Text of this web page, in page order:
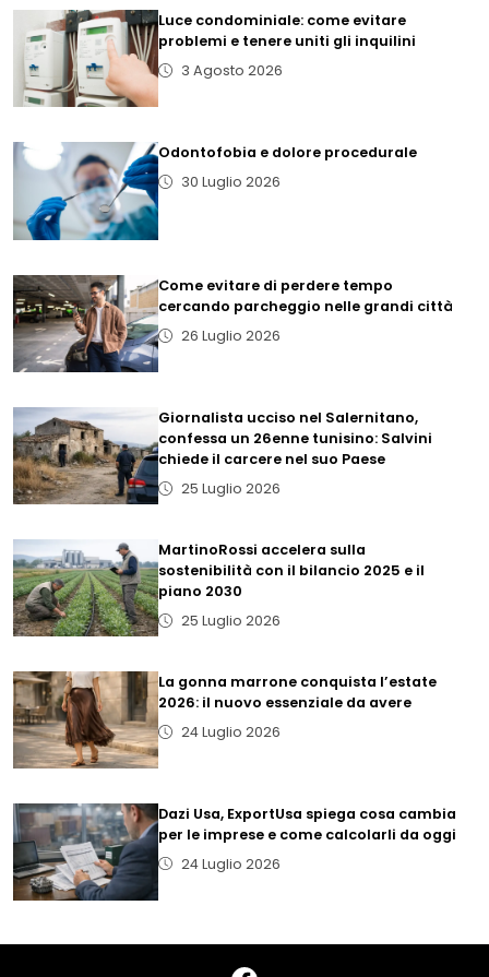
Luce condominiale: come evitare
problemi e tenere uniti gli inquilini
3 Agosto 2026
Odontofobia e dolore procedurale
30 Luglio 2026
Come evitare di perdere tempo
cercando parcheggio nelle grandi città
26 Luglio 2026
Giornalista ucciso nel Salernitano,
confessa un 26enne tunisino: Salvini
chiede il carcere nel suo Paese
25 Luglio 2026
MartinoRossi accelera sulla
sostenibilità con il bilancio 2025 e il
piano 2030
25 Luglio 2026
La gonna marrone conquista l’estate
2026: il nuovo essenziale da avere
24 Luglio 2026
Dazi Usa, ExportUsa spiega cosa cambia
per le imprese e come calcolarli da oggi
24 Luglio 2026